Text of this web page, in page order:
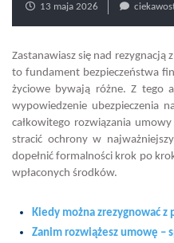
13 maja 2026
Zastanawiasz się nad rezygnacją
to fundament bezpieczeństwa
życiowe bywają różne. Z tego
wypowiedzenie ubezpieczenia
całkowitego rozwiązania
stracić ochrony w
dopełnić formalności krok po
wpłaconych środków.
Kiedy można zrezygnować z
Zanim rozwiążesz umowę –